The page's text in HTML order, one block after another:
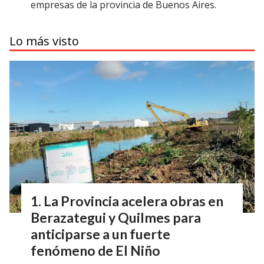
empresas de la provincia de Buenos Aires.
Lo más visto
La Provincia acelera obras en
Berazategui y Quilmes para
anticiparse a un fuerte
fenómeno de El Niño